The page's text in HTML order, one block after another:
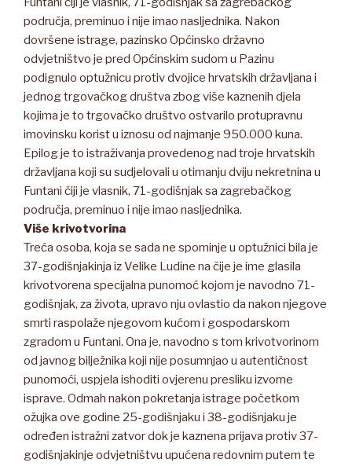
područja, preminuo i nije imao nasljednika. Nakon
dovršene istrage, pazinsko Općinsko državno
odvjetništvo je pred Općinskim sudom u Pazinu
podignulo optužnicu protiv dvojice hrvatskih državljana i
jednog trgovačkog društva zbog više kaznenih djela
kojima je to trgovačko društvo ostvarilo protupravnu
imovinsku korist u iznosu od najmanje 950.000 kuna.
Epilog je to istraživanja provedenog nad troje hrvatskih
državljana koji su sudjelovali u otimanju dviju nekretnina u
Funtani čiji je vlasnik, 71-godišnjak sa zagrebačkog
područja, preminuo i nije imao nasljednika.
Više krivotvorina
Treća osoba, koja se sada ne spominje u optužnici bila je
37-godišnjakinja iz Velike Ludine na čije je ime glasila
krivotvorena specijalna punomoć kojom je navodno 71-
godišnjak, za života, upravo nju ovlastio da nakon njegove
smrti raspolaže njegovom kućom i gospodarskom
zgradom u Funtani. Ona je, navodno s tom krivotvorinom
od javnog bilježnika koji nije posumnjao u autentičnost
punomoći, uspjela ishoditi ovjerenu presliku izvorne
isprave. Odmah nakon pokretanja istrage početkom
ožujka ove godine 25-godišnjaku i 38-godišnjaku je
određen istražni zatvor dok je kaznena prijava protiv 37-
godišnjakinje odvjetništvu upućena redovnim putem te